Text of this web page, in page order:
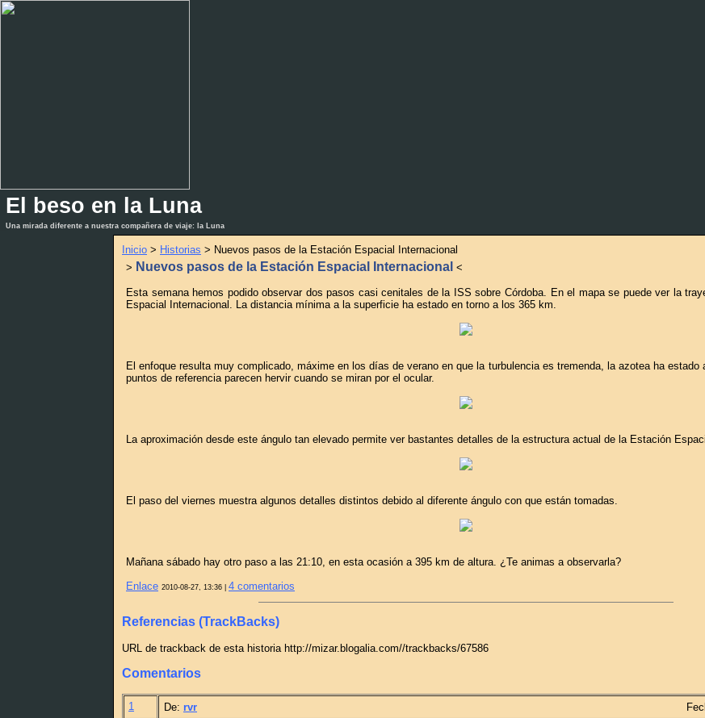
El beso en la Luna
Una mirada diferente a nuestra compañera de viaje: la Luna
Inicio > Historias > Nuevos pasos de la Estación Espacial Internacional
> Nuevos pasos de la Estación Espacial Internacional <
Esta semana hemos podido observar dos pasos casi cenitales de la ISS sobre Córdoba. En el mapa se puede ver la
Espacial Internacional. La distancia mínima a la superficie ha estado en torno a los 365 km.
El enfoque resulta muy complicado, máxime en los días de verano en que la turbulencia es tremenda, la azotea ha
puntos de referencia parecen hervir cuando se miran por el ocular.
La aproximación desde este ángulo tan elevado permite ver bastantes detalles de la estructura actual de la Estación
El paso del viernes muestra algunos detalles distintos debido al diferente ángulo con que están tomadas.
Mañana sábado hay otro paso a las 21:10, en esta ocasión a 395 km de altura. ¿Te animas a observarla?
Enlace 2010-08-27, 13:36 | 4 comentarios
Referencias (TrackBacks)
URL de trackback de esta historia http://mizar.blogalia.com//trackbacks/67586
Comentarios
1 De: rvr